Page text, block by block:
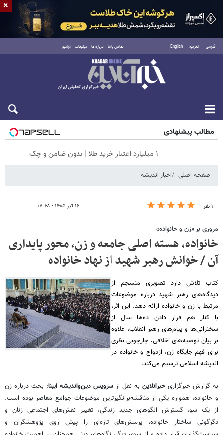
فارسی العربية English تماس با ما درباره ما تبلیغات آرشیو
شنبه ۱۷ مرداد ۱۴۰۵
مطالب پیشنهادی
۱ میلیارد اعتبار خرید طلا | بدون ضامن و چک
صفحه اصلی اخبار اندیشه
۱ نفر ۱۶ تیر ۱۴۰۵ - ۱۷:۴۸
مروری بر «زن و خانواده»
خانواده، هسته اصلی جامعه و زن، محور پایداری
آن / خوانش رهبر شهید از نهاد خانواده
کتاب تلاش دارد تصویری منسجم از
دیدگاه‌های رهبر شهید درباره موضوعات
مرتبط با زن و خانواده ارائه دهد. این اثر،
با کنار هم قرار دادن ده‌ها سال از
سخنرانی‌ها و پیام‌های رهبر انقلاب، علاوه
بر بیان توصیه‌های اخلاقی، چارچوبی نظری
برای فهم جایگاه زن، ازدواج و خانواده در
اندیشه اسلامی ترسیم می‌کند.
به گزارش خبرگزاریخبرآنلاین به نقل از سرویس دین‌واندیشه ایبنا: بحث درباره زن
و خانواده، همواره یکی از مناقشه‌برانگیزترین موضوعات جوامع معاصر بوده است.
از یک سو، گسترش الگوهای جدید زندگی، تغییر نقش‌های اجتماعی زنان و
دگرگونی ساختار خانواده، پرسش‌های تازه‌ای را پیش روی پژوهشگران و
×